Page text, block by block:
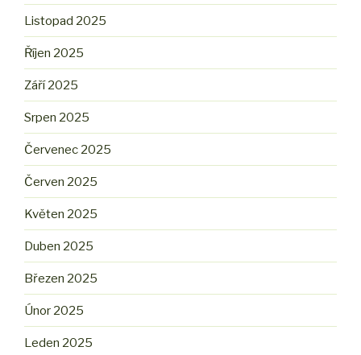
Listopad 2025
Říjen 2025
Září 2025
Srpen 2025
Červenec 2025
Červen 2025
Květen 2025
Duben 2025
Březen 2025
Únor 2025
Leden 2025